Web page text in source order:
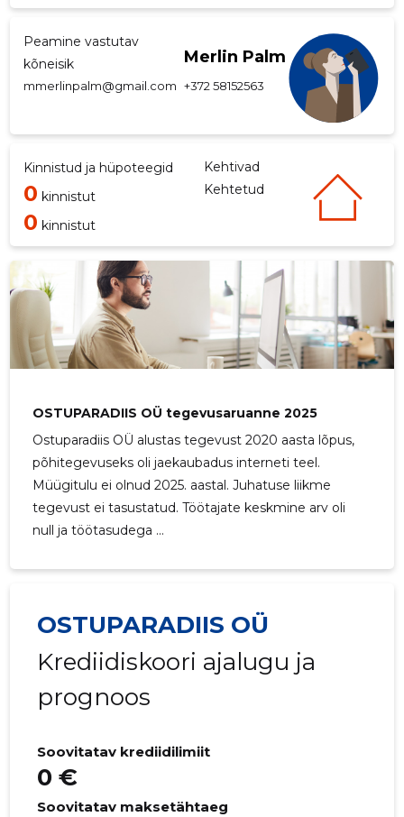
Peamine vastutav
kõneisik
Merlin Palm
mmerlinpalm@gmail.com +372 58152563
Kinnistud ja hüpoteegid Kehtivad
0 kinnistut Kehtetud
0 kinnistut
OSTUPARADIIS OÜ tegevusaruanne 2025
Ostuparadiis OÜ alustas tegevust 2020 aasta lõpus,
põhitegevuseks oli jaekaubadus interneti teel.
Müügitulu ei olnud 2025. aastal. Juhatuse liikme
tegevust ei tasustatud. Töötajate keskmine arv oli
null ja töötasudega ...
OSTUPARADIIS OÜ
Krediidiskoori ajalugu ja
prognoos
Soovitatav krediidilimiit
0 €
Soovitatav maksetähtaeg